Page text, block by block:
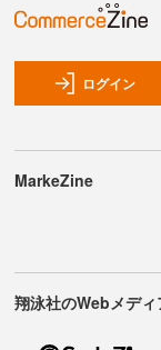
ログイン
MarkeZine
翔泳社のWebメディ